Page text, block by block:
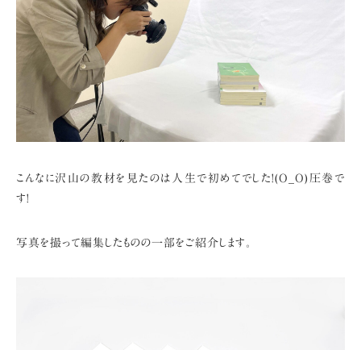
こんなに沢山の教材を見たのは人生で初めてでした!(O_O)圧巻で
す!
写真を撮って編集したものの一部をご紹介します。